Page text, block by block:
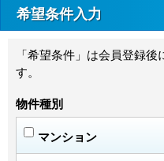
希望条件入力
「希望条件」は会員登録
す。
物件種別
マンション